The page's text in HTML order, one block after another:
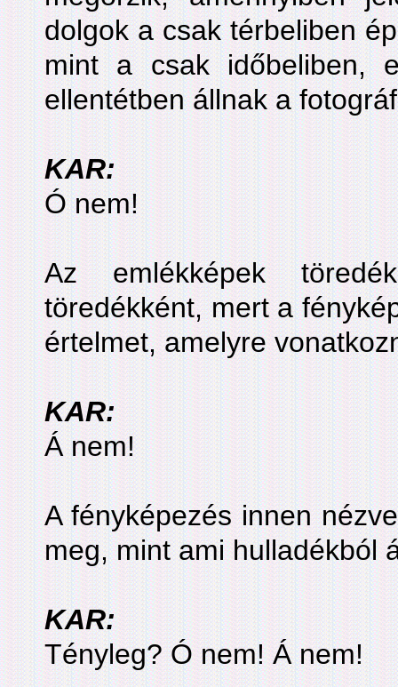
dolgok a csak térbeliben
mint a csak időbeliben,
ellentétben állnak a
KAR:
Ó nem!
Az emlékképek
töredékként, mert a
értelmet, amelyre
KAR:
Á nem!
A fényképezés innen
meg, mint ami hulladékból
KAR:
Tényleg? Ó nem! Á nem!